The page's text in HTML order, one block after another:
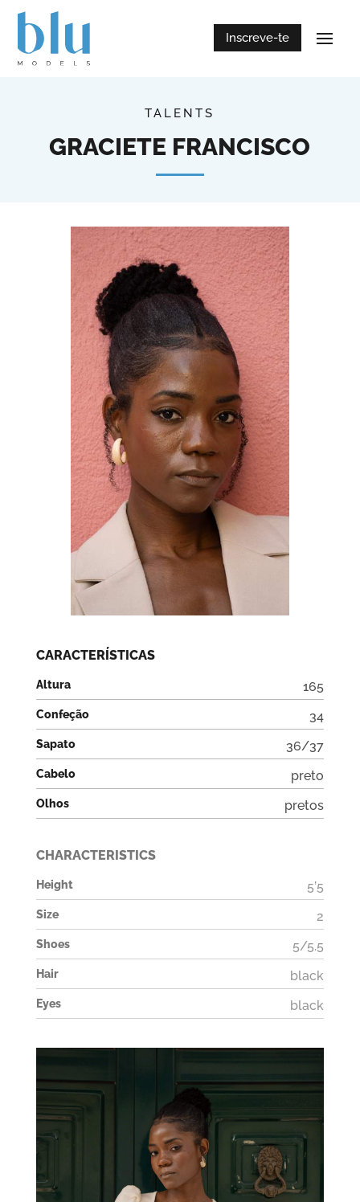
Inscreve-te
TALENTS
GRACIETE FRANCISCO
CARACTERÍSTICAS
Altura 165
Confeção 34
Sapato 36/37
Cabelo preto
Olhos pretos
CHARACTERISTICS
Height 5’5
Size 2
Shoes 5/5.5
Hair black
Eyes black